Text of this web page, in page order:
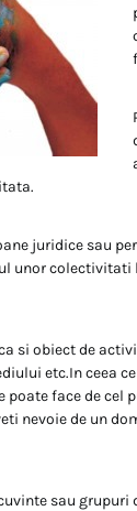
juridice sau
unor
si obiect de
etc.In ceea
face de cel
nevoie de un
sau